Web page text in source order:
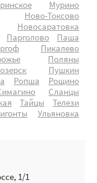
Мурино
Ново-Токсово
Новосаратовка
Парголово
Паша
Пикалево
Поляны
Пушкин
Ропша
Рощино
Сланцы
Тайцы
Телези
Ульяновка
1/1